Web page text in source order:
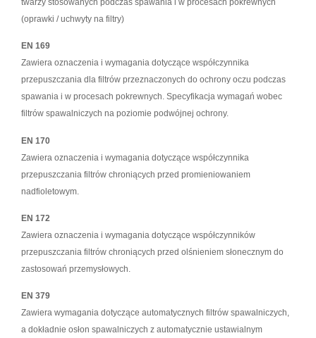
(oprawki / uchwyty na filtry)
EN 169
Zawiera oznaczenia i wymagania dotyczące współczynnika
przepuszczania dla filtrów przeznaczonych do ochrony oczu podczas
spawania i w procesach pokrewnych. Specyfikacja wymagań wobec
filtrów spawalniczych na poziomie podwójnej ochrony.
EN 170
Zawiera oznaczenia i wymagania dotyczące współczynnika
przepuszczania filtrów chroniących przed promieniowaniem
nadfioletowym.
EN 172
Zawiera oznaczenia i wymagania dotyczące współczynników
przepuszczania filtrów chroniących przed olśnieniem słonecznym do
zastosowań przemysłowych.
EN 379
Zawiera wymagania dotyczące automatycznych filtrów spawalniczych,
a dokładnie osłon spawalniczych z automatycznie ustawialnym